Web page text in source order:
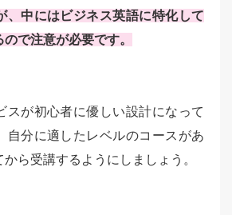
、中にはビジネス英語に特化して
で注意が必要です。
スが初心者に優しい設計になって
自分に適したレベルのコースがあ
ら受講するようにしましょう。